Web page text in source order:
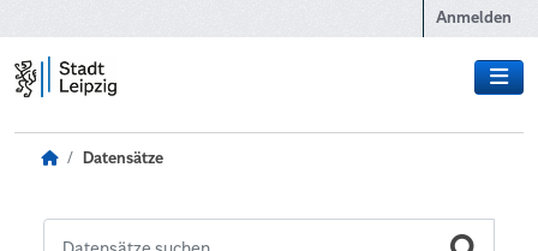
Anmelden
Datensätze